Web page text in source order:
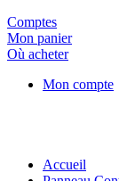
Comptes
Mon panier
Où acheter
Mon compte
Accueil